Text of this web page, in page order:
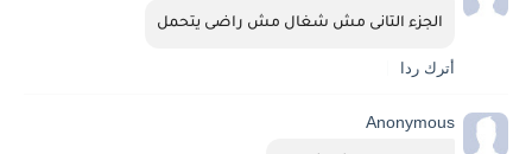
الجزء التانى مش شغال مش راضى يتحمل
أترك ردا
Anonymous